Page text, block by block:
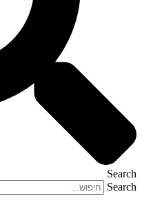
Search
Search